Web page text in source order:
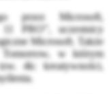
przez Microsoft,
PRO”, uczestnicy
Microsoft. Także
Tomorrow, w którym
4k: kreatywności,